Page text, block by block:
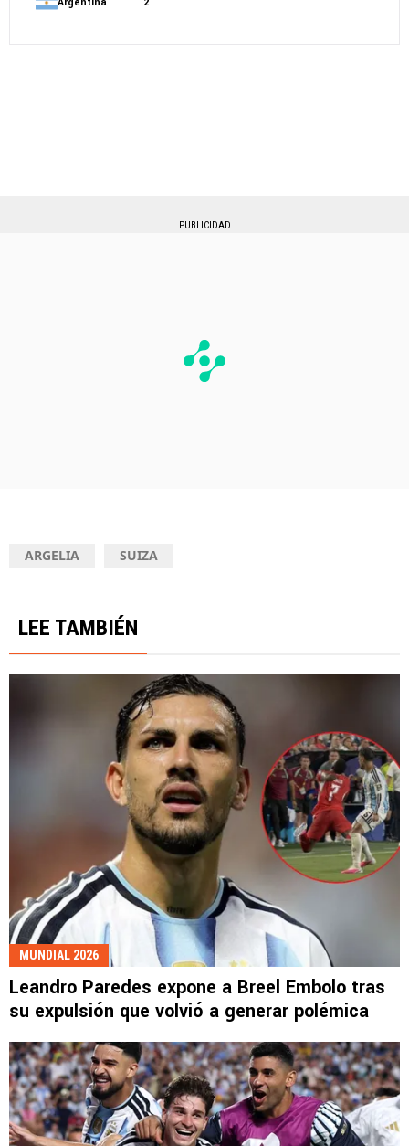
PUBLICIDAD
ARGELIA SUIZA
LEE TAMBIÉN
MUNDIAL 2026
Leandro Paredes expone a Breel Embolo tras
su expulsión que volvió a generar polémica